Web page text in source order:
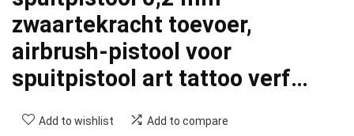
zwaartekracht toevoer,
airbrush-pistool voor
spuitpistool art tattoo verf…
Add to wishlist Add to compare